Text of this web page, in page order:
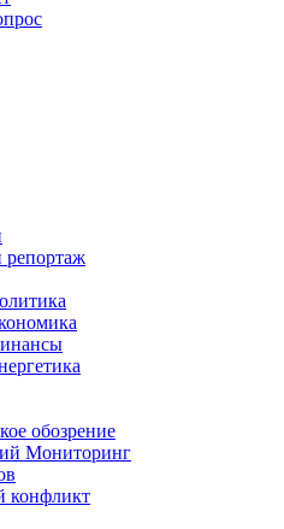
репортаж
обозрение
Мониторинг
конфликт